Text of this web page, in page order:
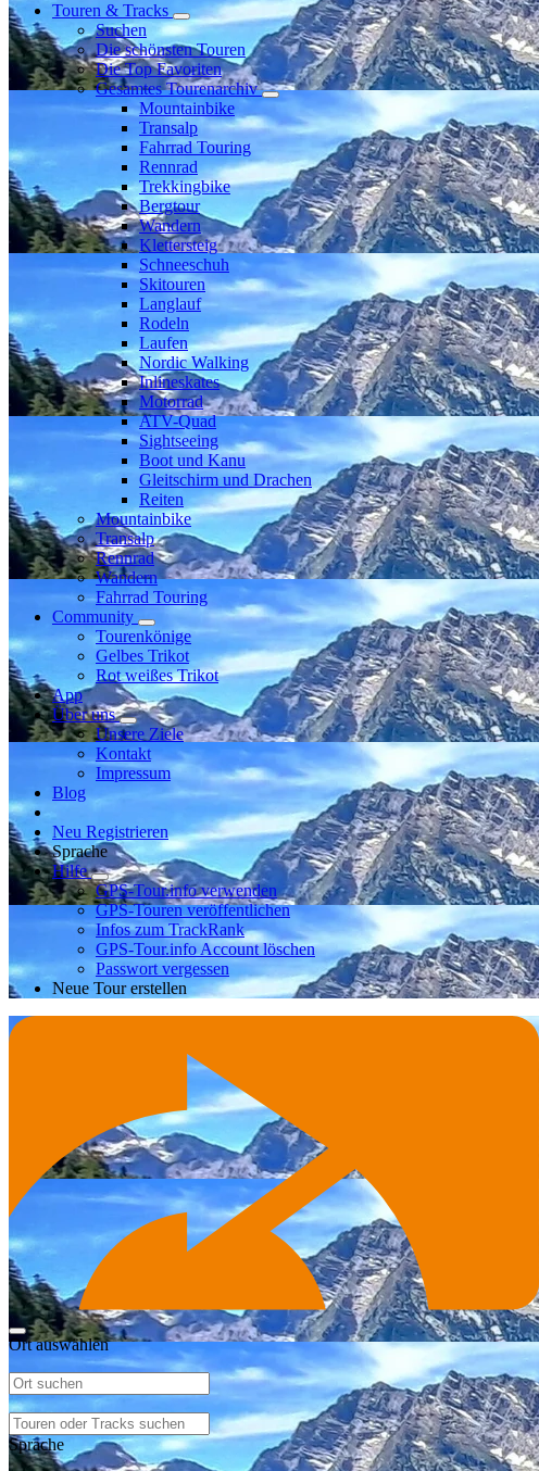
Touren & Tracks
Suchen
Die schönsten Touren
Die Top Favoriten
Gesamtes Tourenarchiv
Mountainbike
Transalp
Fahrrad Touring
Rennrad
Trekkingbike
Bergtour
Wandern
Klettersteig
Schneeschuh
Skitouren
Langlauf
Rodeln
Laufen
Nordic Walking
Inlineskates
Motorrad
ATV-Quad
Sightseeing
Boot und Kanu
Gleitschirm und Drachen
Reiten
Mountainbike
Transalp
Rennrad
Wandern
Fahrrad Touring
Community
Tourenkönige
Gelbes Trikot
Rot weißes Trikot
App
Über uns
Unsere Ziele
Kontakt
Impressum
Blog
Neu Registrieren
Sprache
Hilfe
GPS-Tour.info verwenden
GPS-Touren veröffentlichen
Infos zum TrackRank
GPS-Tour.info Account löschen
Passwort vergessen
Neue Tour erstellen
Ort auswählen
Sprache